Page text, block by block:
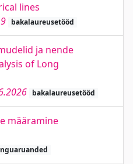
lines
bakalaureusetööd
ja nende
of Long
bakalaureusetööd
määramine